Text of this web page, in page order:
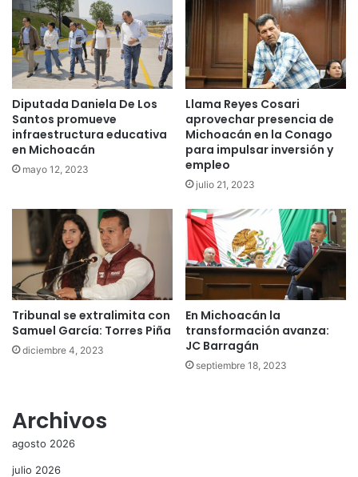
Diputada Daniela De Los
Santos promueve
infraestructura educativa
en Michoacán
mayo 12, 2023
Llama Reyes Cosari
aprovechar presencia de
Michoacán en la Conago
para impulsar inversión y
empleo
julio 21, 2023
Tribunal se extralimita con
Samuel García: Torres Piña
diciembre 4, 2023
En Michoacán la
transformación avanza:
JC Barragán
septiembre 18, 2023
Archivos
agosto 2026
julio 2026